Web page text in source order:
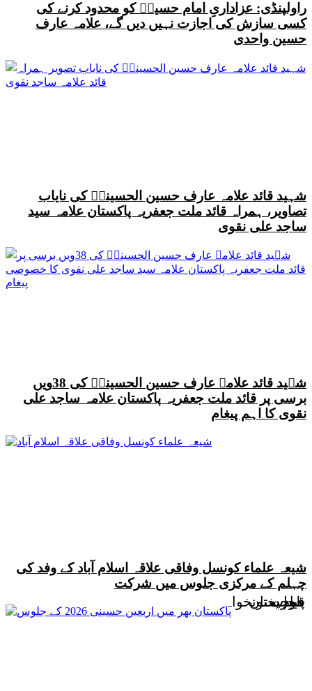
قیادت
پنجاب
بلوچستان
خیبرپختونخواہ
راولپنڈی: عزاداریِ امام حسینؑ کو محدود کرنے کی
کسی سازش کی اجازت نہیں دیں گے، علامہ عارف
حسین واحدی
شہید قائد علامہ عارف حسین الحسینیؒ کی نایاب
تصاویر، ہمراہ قائد ملت جعفریہ پاکستان علامہ سید
ساجد علی نقوی
شہید قائد علامہ عارف حسین الحسینیؒ کی 38ویں
برسی پر قائد ملت جعفریہ پاکستان علامہ ساجد علی
نقوی کا اہم پیغام
شیعہ علماء کونسل وفاقی علاقہ اسلام آباد کے وفد کی
چہلم کے مرکزی جلوس میں شرکت